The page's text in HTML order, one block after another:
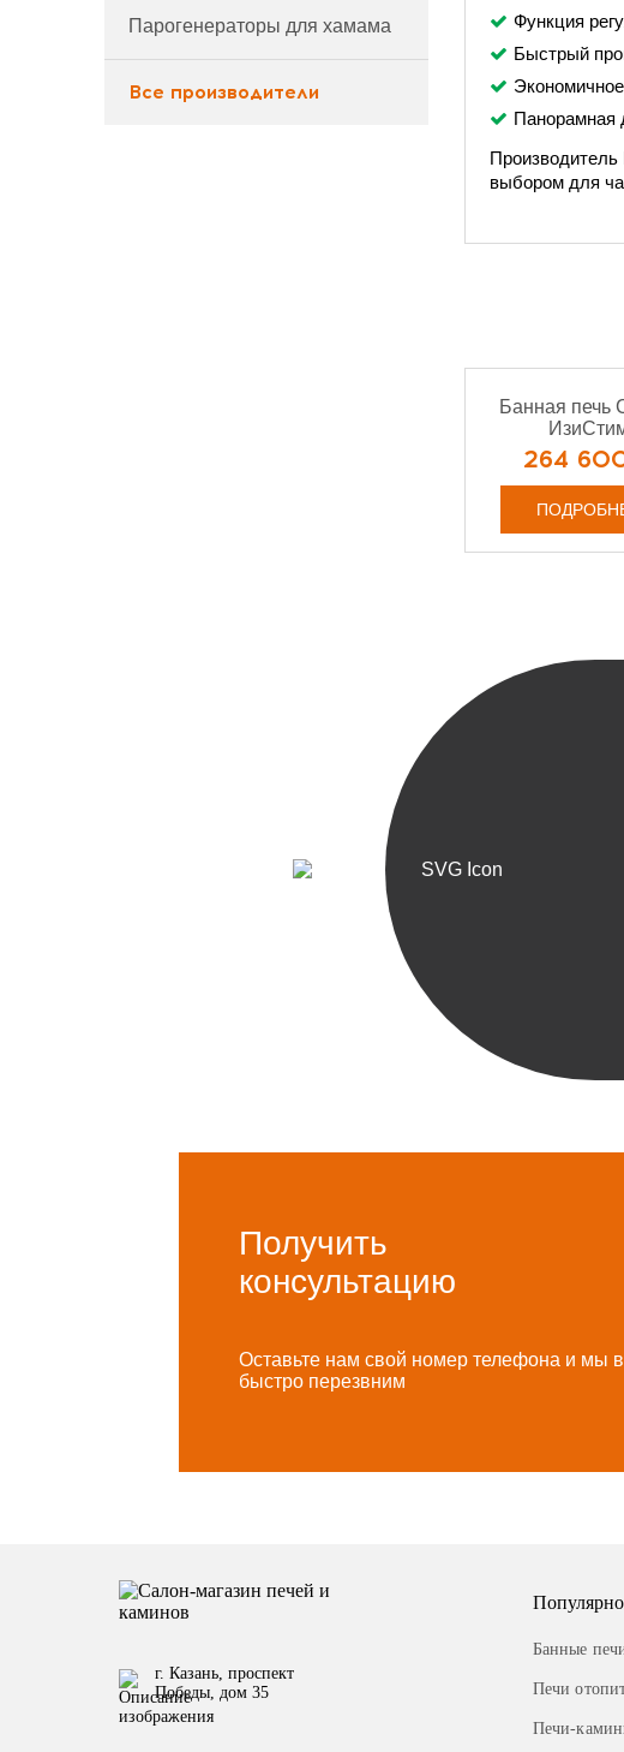
Парогенераторы для хамама
Все производители
Функция
Быстрый
Панорамная
выбором для
Банная печь
264
Получить
консультацию
Оставьте нам свой номер телефона и мы
быстро перезвним
г. Казань, проспект
Победы, дом 35
Банные
Печи
Печи-